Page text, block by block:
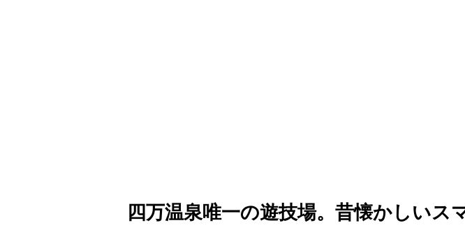
四万温泉唯一の遊技場。昔懐かしいス